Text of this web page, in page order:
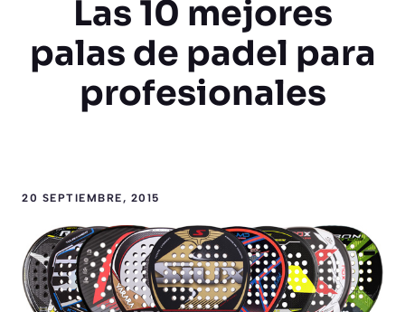
Las 10 mejores
palas de padel para
profesionales
20 SEPTIEMBRE, 2015